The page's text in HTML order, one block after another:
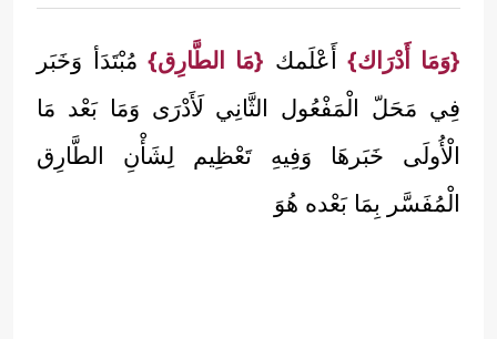
{وَمَا أَدْرَاك}أَعْلَمك {مَا الطَّارِق}مُبْتَدَأ وَخَبَر
فِي مَحَلّ الْمَفْعُول الثَّانِي لَأَدْرَى وَمَا بَعْد مَا
الْأُولَى خَبَرهَا وَفِيهِ تَعْظِيم لِشَأْنِ الطَّارِق
الْمُفَسَّر بِمَا بَعْده هُوَ